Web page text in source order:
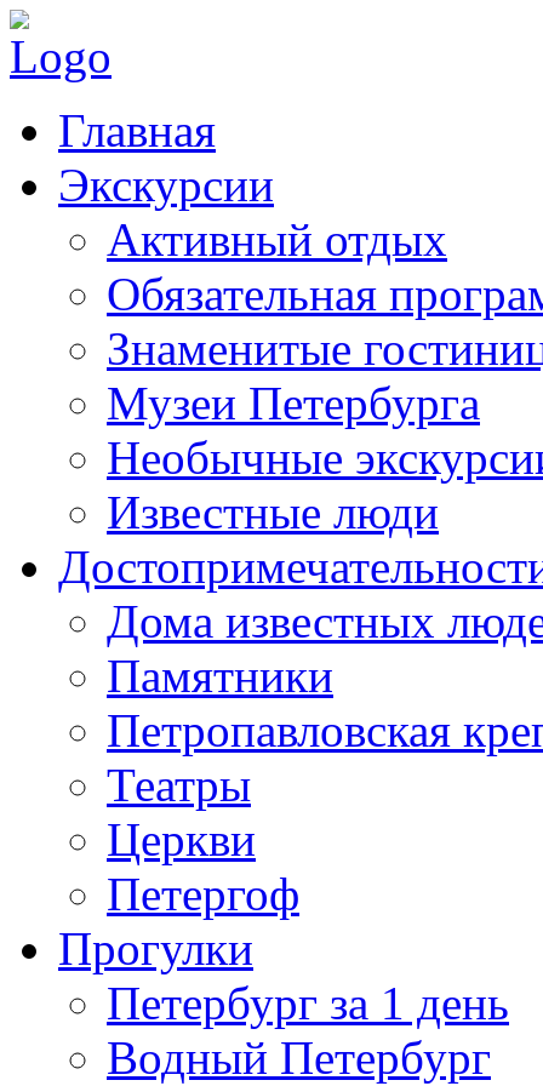
Главная
Экскурсии
Активный отдых
Обязательная
Знаменитые
Музеи Петербурга
Необычные
Известные люди
Дома известных
Памятники
Петропавловская
Театры
Церкви
Петергоф
Прогулки
Петербург за 1 день
Водный Петербург